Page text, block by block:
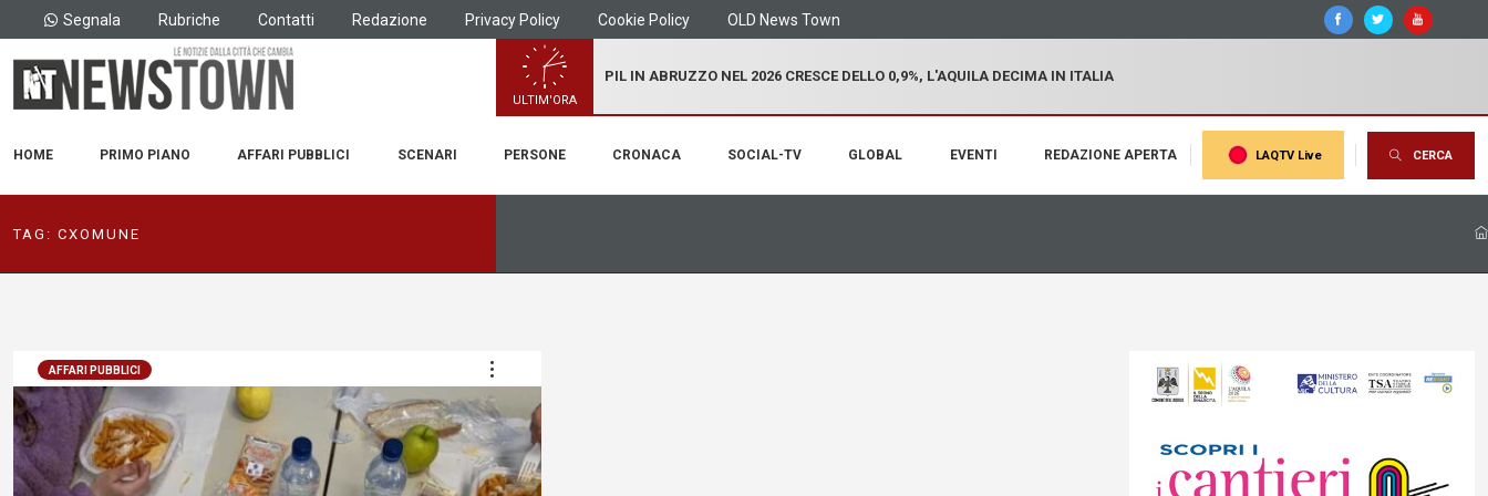
Segnala Rubriche Contatti Redazione Privacy Policy Cookie Policy OLD News Town
ULTIM'ORA
PIL IN ABRUZZO NEL 2026 CRESCE DELLO 0,9%, L'AQUILA DECIMA IN ITALIA
HOME PRIMO PIANO AFFARI PUBBLICI SCENARI PERSONE CRONACA SOCIAL-TV GLOBAL EVENTI REDAZIONE APERTA LAQTV Live CERCA
TAG: CXOMUNE
AFFARI PUBBLICI